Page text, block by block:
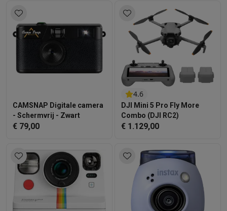
CAMSNAP Digitale camera
- Schermvrij - Zwart
€ 79,00
4.6
DJI Mini 5 Pro Fly More
Combo (DJI RC2)
€ 1.129,00